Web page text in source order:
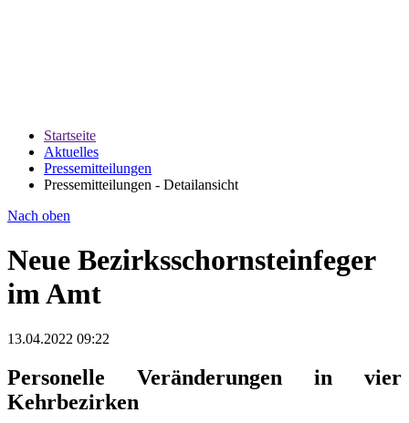
Startseite
Aktuelles
Pressemitteilungen
Pressemitteilungen - Detailansicht
Nach oben
Neue Bezirksschornsteinfeger
im Amt
13.04.2022 09:22
Personelle Veränderungen in vier
Kehrbezirken